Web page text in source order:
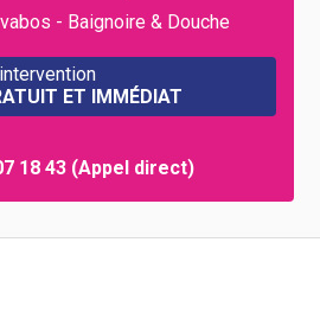
- Baignoire & Douche
ET IMMÉDIAT
18 43(Appel direct)